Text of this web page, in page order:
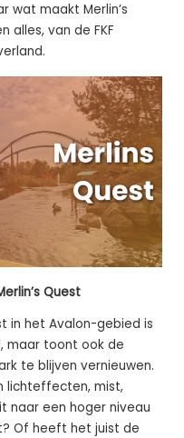
wat maakt Merlin’s
alles, van de FKF
Quest
in het Avalon-gebied is
maar toont ook de
te blijven vernieuwen.
lichteffecten, mist,
naar een hoger niveau
Of heeft het juist de